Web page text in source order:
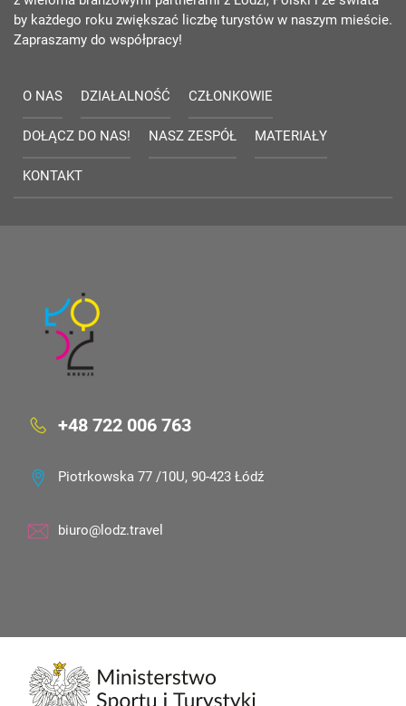
by każdego roku zwiększać liczbę turystów w naszym mieście.
Zapraszamy do współpracy!
O NAS DZIAŁALNOŚĆ CZŁONKOWIE
DOŁĄCZ DO NAS! NASZ ZESPÓŁ MATERIAŁY
KONTAKT
+48 722 006 763
Piotrkowska 77 /10U, 90-423 Łódź
biuro@lodz.travel